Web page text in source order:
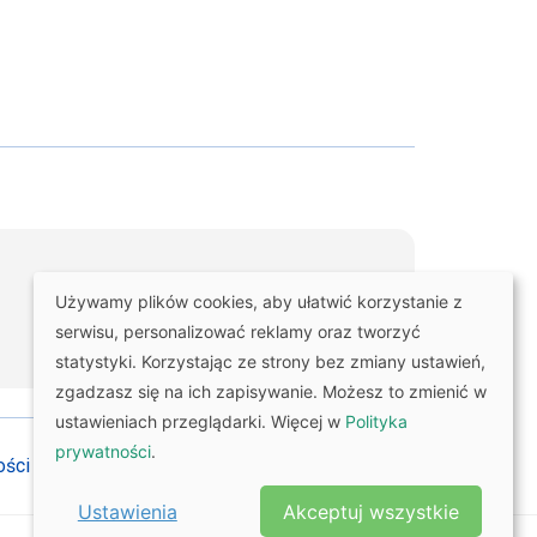
Kontakt
Używamy plików cookies, aby ułatwić korzystanie z
serwisu, personalizować reklamy oraz tworzyć
statystyki. Korzystając ze strony bez zmiany ustawień,
zgadzasz się na ich zapisywanie. Możesz to zmienić w
ustawieniach przeglądarki. Więcej w Polityka
prywatności.
Ustawienia Akceptuj wszystkie